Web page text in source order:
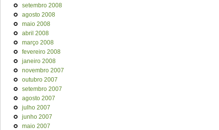
setembro 2008
agosto 2008
maio 2008
abril 2008
março 2008
fevereiro 2008
janeiro 2008
novembro 2007
outubro 2007
setembro 2007
agosto 2007
julho 2007
junho 2007
maio 2007